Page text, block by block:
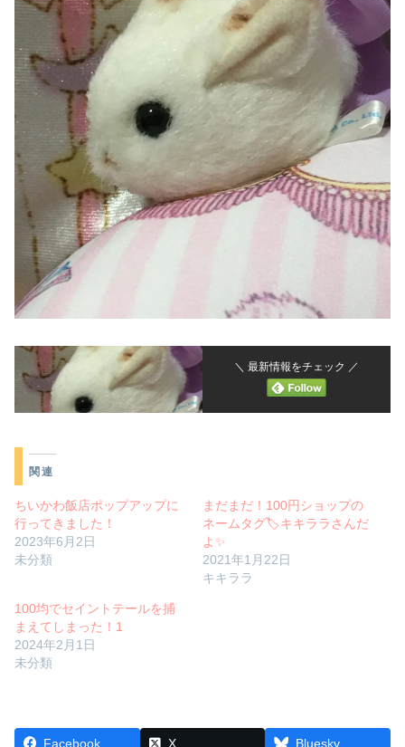
＼ 最新情報をチェック ／
関連
ちいかわ飯店ポップアップに
行ってきました！
2023年6月2日
未分類
まだまだ！100円ショップの
ネームタグ🏷キキララさんだ
よ✨
2021年1月22日
キキララ
100均でセイントテールを捕
まえてしまった！1
2024年2月1日
未分類
Facebook X Bluesky